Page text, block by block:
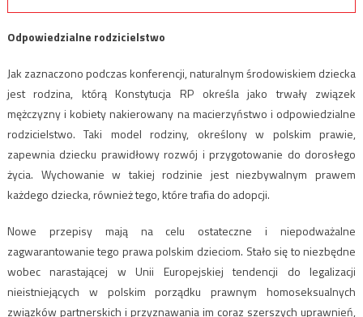
Odpowiedzialne rodzicielstwo
Jak zaznaczono podczas konferencji, naturalnym środowiskiem dziecka
jest rodzina, którą Konstytucja RP określa jako trwały związek
mężczyzny i kobiety nakierowany na macierzyństwo i odpowiedzialne
rodzicielstwo. Taki model rodziny, określony w polskim prawie,
zapewnia dziecku prawidłowy rozwój i przygotowanie do dorosłego
życia. Wychowanie w takiej rodzinie jest niezbywalnym prawem
każdego dziecka, również tego, które trafia do adopcji.
Nowe przepisy mają na celu ostateczne i niepodważalne
zagwarantowanie tego prawa polskim dzieciom. Stało się to niezbędne
wobec narastającej w Unii Europejskiej tendencji do legalizacji
nieistniejących w polskim porządku prawnym homoseksualnych
związków partnerskich i przyznawania im coraz szerszych uprawnień,